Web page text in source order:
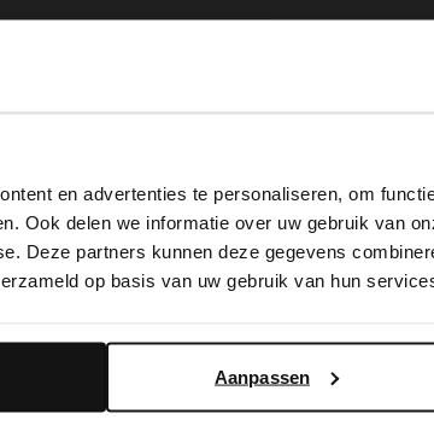
en advertenties te personaliseren, om
Ook delen we informatie over uw gebruik van
Deze partners kunnen deze gegevens
op basis van uw gebruik van hun
Aanpassen
It looks like your language isn't Dutch. Would you